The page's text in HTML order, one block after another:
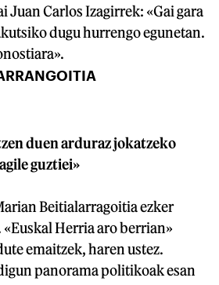
Juan Carlos Izagirrek: «Gai gara
dugu hurrengo egunetan.
duen arduraz jokatzeko
guztiei»
Beitialarragoitia ezker
Herria aro berrian»
emaitzek, haren ustez.
panorama politikoak esan